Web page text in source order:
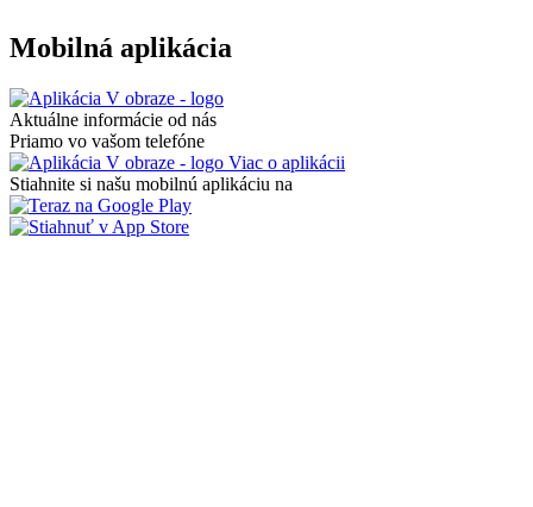
Mobilná aplikácia
Aktuálne informácie od nás
Priamo vo vašom telefóne
Viac o aplikácii
Stiahnite si našu mobilnú aplikáciu na